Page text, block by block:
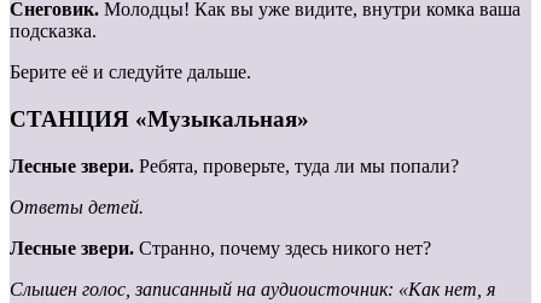
Снеговик. Молодцы! Как вы уже видите, внутри комка ваша
подсказка.
Берите её и следуйте дальше.
СТАНЦИЯ «Музыкальная»
Лесные звери. Ребята, проверьте, туда ли мы попали?
Ответы детей.
Лесные звери. Странно, почему здесь никого нет?
Слышен голос, записанный на аудиоисточник: «Как нет, я